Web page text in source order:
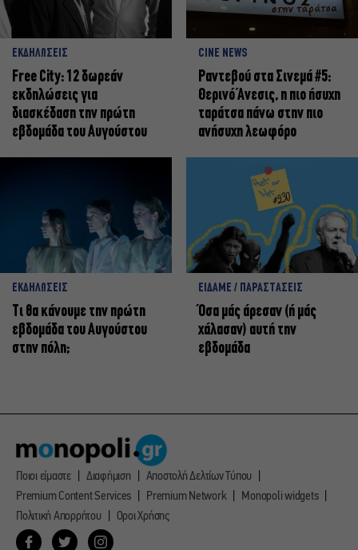
ΕΚΔΗΛΩΣΕΙΣ
Free City: 12 δωρεάν
εκδηλώσεις για
διασκέδαση την πρώτη
εβδομάδα του Αυγούστου
CINE NEWS
Ραντεβού στα Σινεμά #5:
Θερινό Άνεσις, η πιο ήσυχη
ταράτσα πάνω στην πιο
ανήσυχη λεωφόρο
ΕΚΔΗΛΩΣΕΙΣ
Τι θα κάνουμε την πρώτη
εβδομάδα του Αυγούστου
στην πόλη;
ΕΙΔΑΜΕ / ΠΑΡΑΣΤΑΣΕΙΣ
Όσα μάς άρεσαν (ή μάς
χάλασαν) αυτή την
εβδομάδα
Ποιοι είμαστε Διαφήμιση
Αποστολή Δελτίων Τύπου
Premium Content Services
Premium Network
Monopoli widgets
Πολιτική Απορρήτου
Οροι Χρήσης